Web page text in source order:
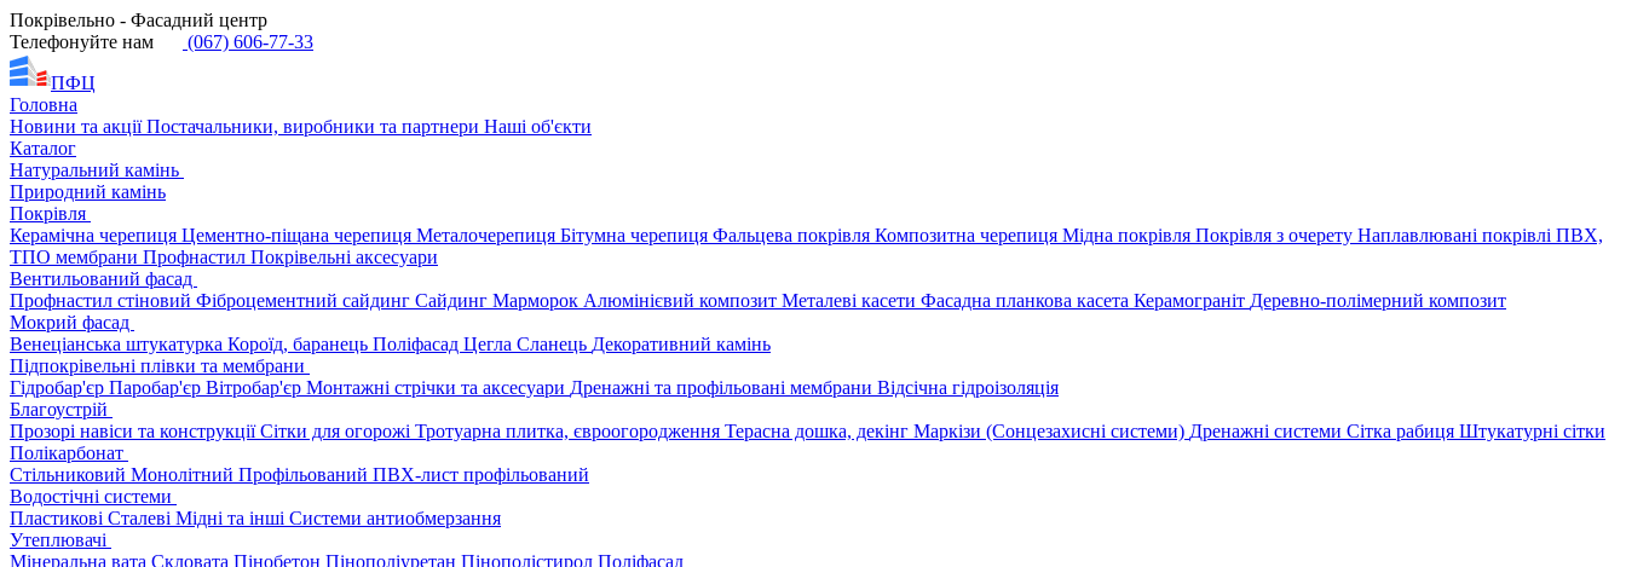
Покрівельно - Фасадний центр
Телефонуйте нам
(067) 606-77-33
ПФЦ
Головна
Новини та акціїПостачальники, виробники та партнери Наші об'єкти
Каталог
Натуральний камінь
Природний камінь
Покрівля
Керамічна черепиця Цементно-піщана черепиця Металочерепиця Бітумна черепиця Фальцева покрівля Композитна черепиця Мідна покрівля Покрівля з очерету Наплавлювані покрівлі ПВХ,
ТПО мембрани Профнастил Покрівельні аксесуари
Вентильований фасад
Профнастил стіновий Фіброцементний сайдинг Сайдинг Марморок Алюмінієвий композит Металеві касети Фасадна планкова касета Керамограніт Деревно-полімерний композит
Мокрий фасад
Венеціанська штукатурка Короїд, баранець Поліфасад Цегла Сланець Декоративний камінь
Підпокрівельні плівки та мембрани
Гідробар'єр Паробар'єр Вітробар'єр Монтажні стрічки та аксесуари Дренажні та профільовані мембрани Відсічна гідроізоляція
Благоустрій
Прозорі навіси та конструкціїСітки для огорожі Тротуарна плитка, євроогородження Терасна дошка, декінг Маркізи (Сонцезахисні системи) Дренажні системи Сітка рабиця Штукатурні сітки
Полікарбонат
Стільниковий Монолітний Профільований ПВХ-лист профільований
Водостічні системи
Пластикові Сталеві Мідні та інші Системи антиобмерзання
Утеплювачі
Мінеральна вата Скловата Пінобетон Пінополіуретан Пінополістирол Поліфасад